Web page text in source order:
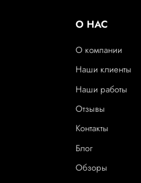
О НАС
О компании
Наши клиенты
Наши работы
Отзывы
Контакты
Блог
Обзоры